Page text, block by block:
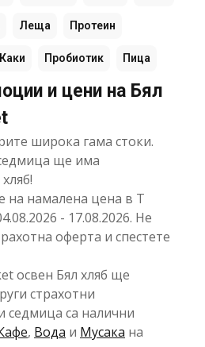
Леща Протеин
Каки Пробиотик Пица
и цени на Бял
широка гама стоки.
ще има
на намалена цена в T
- 17.08.2026. Не
оферта и спестете
освен Бял хляб ще
страхотни
седмица са налични
, Вода и Мусака на